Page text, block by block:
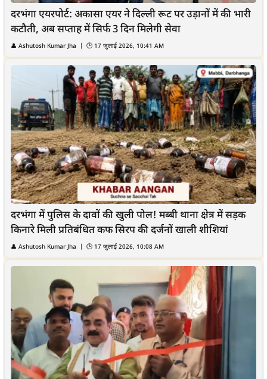
दरभंगा एयरपोर्ट: अकासा एयर ने दिल्ली रूट पर उड़ानों में की भारी
कटौती, अब सप्ताह में सिर्फ 3 दिन मिलेगी सेवा
👤 Ashutosh Kumar Jha | 🕒 17 जुलाई 2026, 10:41 AM
दरभंगा में पुलिस के दावों की खुली पोल! मब्बी थाना क्षेत्र में सड़क
किनारे मिली प्रतिबंधित कफ सिरप की दर्जनों खाली शीशियां
👤 Ashutosh Kumar Jha | 🕒 17 जुलाई 2026, 10:08 AM